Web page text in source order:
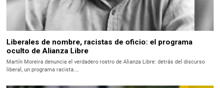
Liberales de nombre, racistas de oficio: el programa
oculto de Alianza Libre
Martín Moreira denuncia el verdadero rostro de Alianza Libre: detrás del discurso
liberal, un programa racista.…